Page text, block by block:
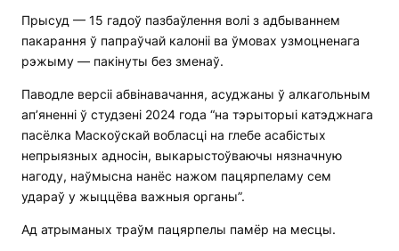
Прысуд — 15 гадоў пазбаўлення волі з адбываннем
пакарання ў папраўчай калоніі ва ўмовах узмоцненага
рэжыму — пакінуты без зменаў.
Паводле версіі абвінавачання, асуджаны ў алкагольным
ап’яненні ў студзені 2024 года “на тэрыторыі катэджнага
пасёлка Маскоўскай вобласці на глебе асабістых
непрыязных адносін, выкарыстоўваючы нязначную
нагоду, наўмысна нанёс нажом пацярпеламу сем
удараў у жыццёва важныя органы”.
Ад атрыманых траўм пацярпелы памёр на месцы.